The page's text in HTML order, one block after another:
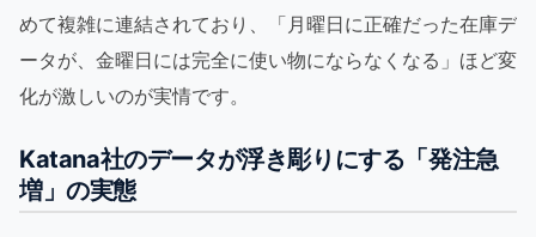
めて複雑に連結されており、「月曜日に正確だった在庫デ
ータが、金曜日には完全に使い物にならなくなる」ほど変
化が激しいのが実情です。
Katana社のデータが浮き彫りにする「発注急
増」の実態